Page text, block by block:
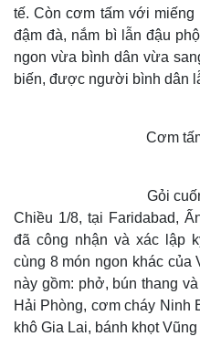
tế. Còn cơm tấm với
đậm đà, nắm bì lẫn đậu
ngon vừa bình dân vừa
biến, được người bình dân
Cơm
Gỏi
Chiều 1/8, tại Faridabad,
đã công nhận và xác lập
cùng 8 món ngon khác của
này gồm: phở, bún thang
Hải Phòng, cơm cháy Ninh
khô Gia Lai, bánh khọt Vũng